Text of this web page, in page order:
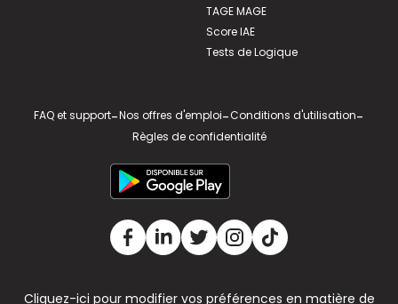
TAGE MAGE
Score IAE
Tests de Logique
FAQ et support-Nos offres d'emploi-Conditions d'utilisation-
Règles de confidentialité
Cliquez-ici pour modifier vos préférences en matière de